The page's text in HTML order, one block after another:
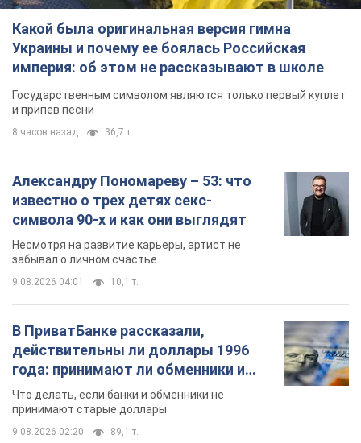
Какой была оригинальная версия гимна
Украины и почему ее боялась Российская
империя: об этом не рассказывают в школе
Государственным символом являются только первый куплет
и припев песни
8 часов назад 36,7 т.
Александру Пономареву – 53: что
известно о трех детях секс-
символа 90-х и как они выглядят
Несмотря на развитие карьеры, артист не
забывал о личном счастье
9.08.2026 04:01 10,1 т.
В ПриватБанке рассказали,
действительны ли доллары 1996
года: принимают ли обменники и
банки такие купюры
Что делать, если банки и обменники не
принимают старые доллары
9.08.2026 02:20 89,1 т.